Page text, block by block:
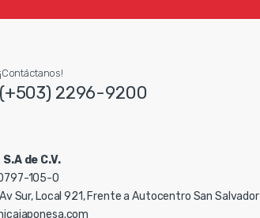
¡Contáctanos!
(+503) 2296-9200
de C.V.
105-0
Sur, Local 921, Frente a Autocentro San Salvador